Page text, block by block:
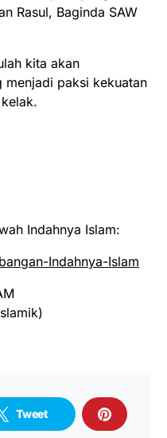
Rasul, Baginda SAW
kita akan
menjadi paksi kekuatan
Indahnya Islam:
Indahnya-Islam
Tweet